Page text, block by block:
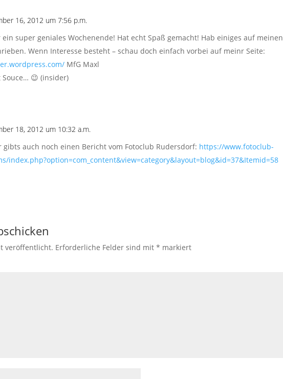
16, 2012 um 7:56 p.m.
ein super geniales Wochenende! Hat echt Spaß gemacht! Hab einiges auf
Wenn Interesse besteht – schau doch einfach vorbei auf meinr Seite:
MfG Maxl
Souce… 😉 (insider)
18, 2012 um 10:32 a.m.
gibts auch noch einen Bericht vom Fotoclub Rudersdorf: https://www.fotoclub-
index.php?option=com_content&view=category&layout=blog&id=37&Itemid=58
veröffentlicht. Erforderliche Felder sind mit * markiert